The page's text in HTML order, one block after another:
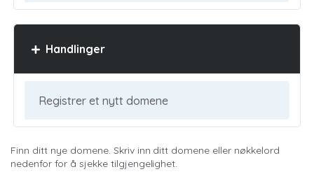
Handlinger
Finn ditt nye domene. Skriv inn ditt domene eller nøkkelord
nedenfor for å sjekke tilgjengelighet.